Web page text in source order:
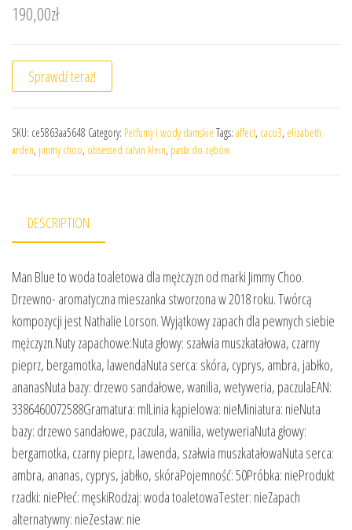
190,00zł
Sprawdź teraz!
SKU: ce5863aa5648 Category: Perfumy i wody damskie Tags: affect, caco3, elizabeth
arden, jimmy choo, obsessed calvin klein, pasta do zębów
DESCRIPTION
Man Blue to woda toaletowa dla mężczyzn od marki Jimmy Choo.
Drzewno- aromatyczna mieszanka stworzona w 2018 roku. Twórcą
kompozycji jest Nathalie Lorson. Wyjątkowy zapach dla pewnych siebie
mężczyzn.Nuty zapachowe:Nuta głowy: szałwia muszkatałowa, czarny
pieprz, bergamotka, lawendaNuta serca: skóra, cyprys, ambra, jabłko,
ananasNuta bazy: drzewo sandałowe, wanilia, wetyweria, paczulaEAN:
3386460072588Gramatura: mlLinia kąpielowa: nieMiniatura: nieNuta
bazy: drzewo sandałowe, paczula, wanilia, wetyweriaNuta głowy:
bergamotka, czarny pieprz, lawenda, szałwia muszkatałowaNuta serca:
ambra, ananas, cyprys, jabłko, skóraPojemność: 50Próbka: nieProdukt
rzadki: niePłeć: męskiRodzaj: woda toaletowaTester: nieZapach
alternatywny: nieZestaw: nie